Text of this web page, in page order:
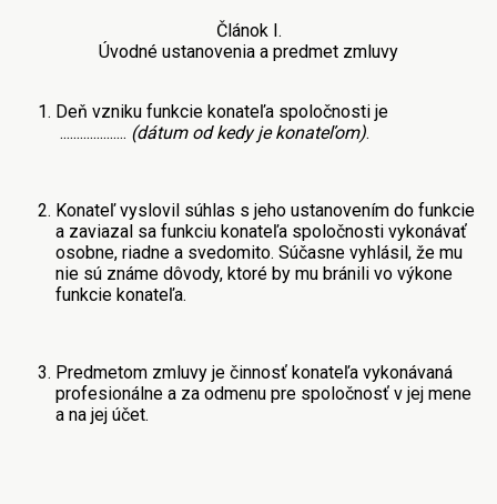
Článok I.
Úvodné ustanovenia a predmet zmluvy
Deň vzniku funkcie konateľa spoločnosti je
.................... (dátum od kedy je konateľom).
Konateľ vyslovil súhlas s jeho ustanovením do funkcie
a zaviazal sa funkciu konateľa spoločnosti vykonávať
osobne, riadne a svedomito. Súčasne vyhlásil, že mu
nie sú známe dôvody, ktoré by mu bránili vo výkone
funkcie konateľa.
Predmetom zmluvy je činnosť konateľa vykonávaná
profesionálne a za odmenu pre spoločnosť v jej mene
a na jej účet.